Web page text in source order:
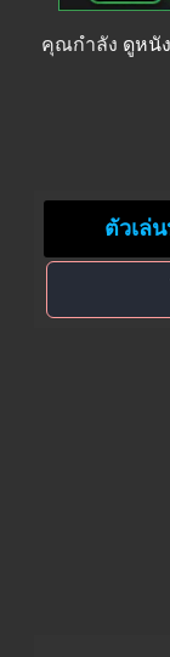
คุณกำลัง ดูหนัง
ตัวเล่